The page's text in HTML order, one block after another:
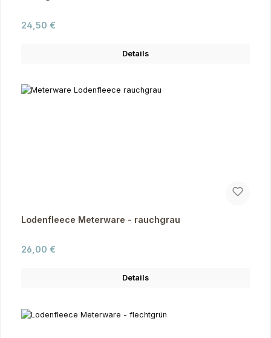
Regulärer Preis:
24,50 €
Details
Lodenfleece Meterware - rauchgrau
Regulärer Preis:
26,00 €
Details